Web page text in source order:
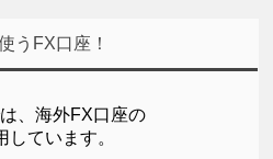
うFX口座！
、海外FX口座の
しています。